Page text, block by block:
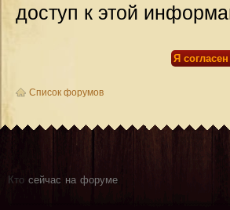
доступ к этой
Список форумов
Кто сейчас на форуме